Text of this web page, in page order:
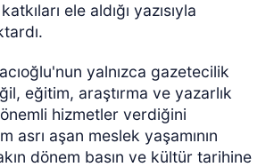
ele aldığı yazısıyla
yalnızca gazetecilik
eğitim, araştırma ve yazarlık
hizmetler verdiğini
asrı aşan meslek yaşamının
dönem basın ve kültür tarihine